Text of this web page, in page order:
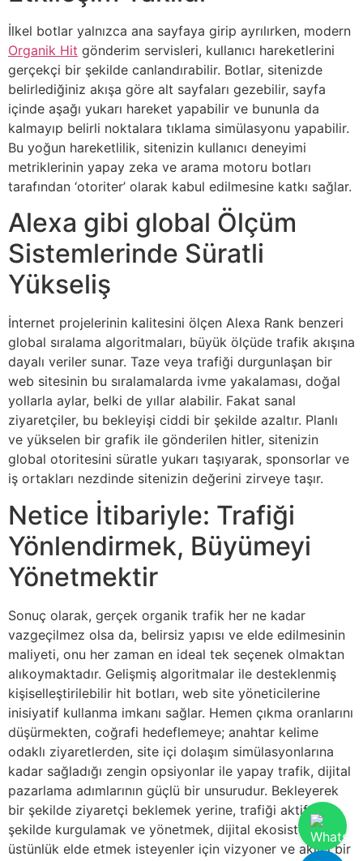
İlkel botlar yalnızca ana sayfaya girip ayrılırken, modern
Organik Hit gönderim servisleri, kullanıcı hareketlerini
gerçekçi bir şekilde canlandırabilir. Botlar, sitenizde
belirlediğiniz akışa göre alt sayfaları gezebilir, sayfa
içinde aşağı yukarı hareket yapabilir ve bununla da
kalmayıp belirli noktalara tıklama simülasyonu yapabilir.
Bu yoğun hareketlilik, sitenizin kullanıcı deneyimi
metriklerinin yapay zeka ve arama motoru botları
tarafından ‘otoriter’ olarak kabul edilmesine katkı sağlar.
Alexa gibi global Ölçüm
Sistemlerinde Süratli
Yükseliş
İnternet projelerinin kalitesini ölçen Alexa Rank benzeri
global sıralama algoritmaları, büyük ölçüde trafik akışına
dayalı veriler sunar. Taze veya trafiği durgunlaşan bir
web sitesinin bu sıralamalarda ivme yakalaması, doğal
yollarla aylar, belki de yıllar alabilir. Fakat sanal
ziyaretçiler, bu bekleyişi ciddi bir şekilde azaltır. Planlı
ve yükselen bir grafik ile gönderilen hitler, sitenizin
global otoritesini süratle yukarı taşıyarak, sponsorlar ve
iş ortakları nezdinde sitenizin değerini zirveye taşır.
Netice İtibariyle: Trafiği
Yönlendirmek, Büyümeyi
Yönetmektir
Sonuç olarak, gerçek organik trafik her ne kadar
vazgeçilmez olsa da, belirsiz yapısı ve elde edilmesinin
maliyeti, onu her zaman en ideal tek seçenek olmaktan
alıkoymaktadır. Gelişmiş algoritmalar ile desteklenmiş
kişiselleştirilebilir hit botları, web site yöneticilerine
inisiyatif kullanma imkanı sağlar. Hemen çıkma oranlarını
düşürmekten, coğrafi hedeflemeye; anahtar kelime
odaklı ziyaretlerden, site içi dolaşım simülasyonlarına
kadar sağladığı zengin opsiyonlar ile yapay trafik, dijital
pazarlama adımlarının güçlü bir unsurudur. Bekleyerek
bir şekilde ziyaretçi beklemek yerine, trafiği aktif bir
şekilde kurgulamak ve yönetmek, dijital ekosistemde
üstünlük elde etmek isteyenler için vizyoner ve akılcı bir